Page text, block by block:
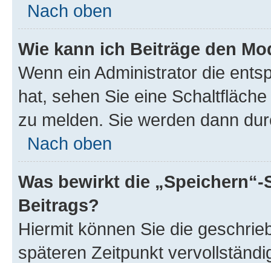
Nach oben
Wie kann ich Beiträge den
Wenn ein Administrator die
hat, sehen Sie eine
zu melden. Sie werden dann
Nach oben
Was bewirkt die
Beitrags?
Hiermit können Sie die
späteren Zeitpunkt